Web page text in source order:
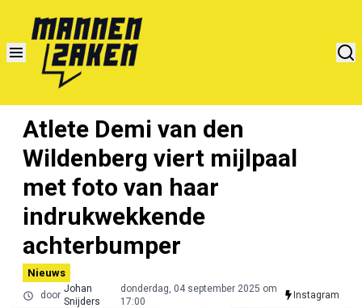
Atlete Demi van den
Wildenberg viert mijlpaal
met foto van haar
indrukwekkende
achterbumper
Nieuws
door
Johan
Snijders
donderdag, 04 september 2025 om
17:00
Instagram